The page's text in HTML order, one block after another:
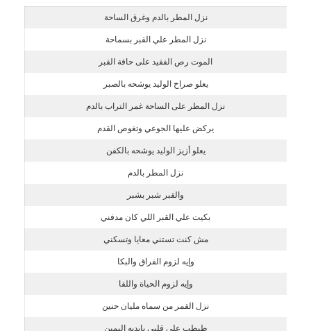
نزل المطر بالدم وغرق الساحة
نزل المطر علي القبر بسماحة
الموت رص الفقيد على حافة القبر
يعلو صراخ الوليد يوشحه بالصبر
نزل المطر على الساحة غمر التراب بالدم
يركض عليها الجوعي وتغوص القدم
يعلو أزيز الوليد يوشحه بالكفن
نزل المطر بالدم
والقبر شبر بشبر
بكيت علي القبر اللي كان مدفني
مش كنت تستني معايا وتسكني
وإيه لزوم الفراق والبكا
وإيه لزوم الحياة واللقا
نزل القمر من سماه مليان حنين
طبطب علي قلبي بإيديه اليمين